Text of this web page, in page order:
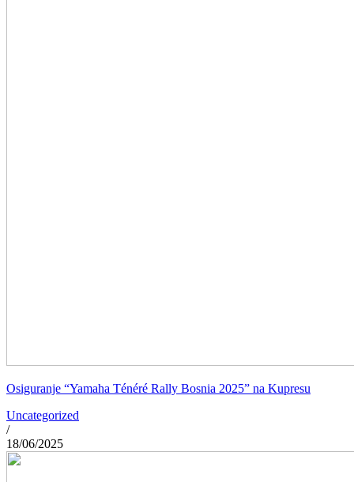
Osiguranje “Yamaha Ténéré Rally Bosnia 2025” na Kupresu
Uncategorized
/
18/06/2025